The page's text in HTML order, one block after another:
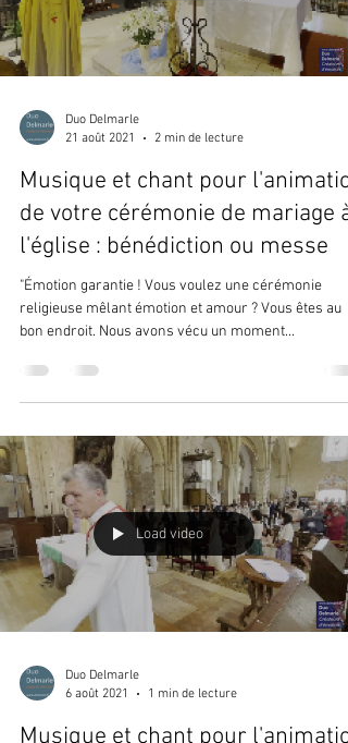
Duo Delmarle
21 août 2021
2 min de lecture
Musique et chant pour
de votre cérémonie de mariage à
l'église : bénédiction ou messe
"Émotion garantie ! Vous voulez une cérémonie
religieuse mêlant émotion et amour ? Vous êtes au
bon endroit. Nous avons vécu un moment...
Load video
Duo Delmarle
6 août 2021
1 min de lecture
Musique et chant pour